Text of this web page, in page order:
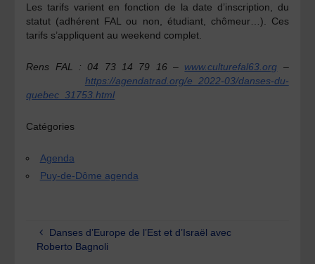
Les tarifs varient en fonction de la date d’inscription, du
statut (adhérent FAL ou non, étudiant, chômeur…). Ces
tarifs s’appliquent au weekend complet.
Rens FAL : 04 73 14 79 16 – www.culturefal63.org –
https://agendatrad.org/e_2022-03/danses-du-
quebec_31753.html
Catégories
Agenda
Puy-de-Dôme agenda
Danses d’Europe de l’Est et d’Israël avec
Roberto Bagnoli